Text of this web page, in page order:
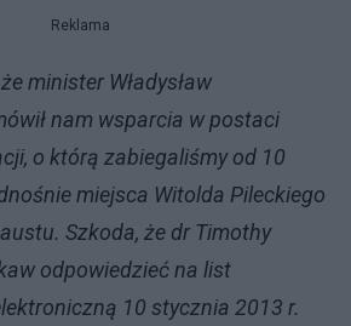
Reklama
minister Władysław
nam wsparcia w postaci
o którą zabiegaliśmy od 10
miejsca Witolda Pileckiego
Szkoda, że dr Timothy
odpowiedzieć na list
10 stycznia 2013 r.